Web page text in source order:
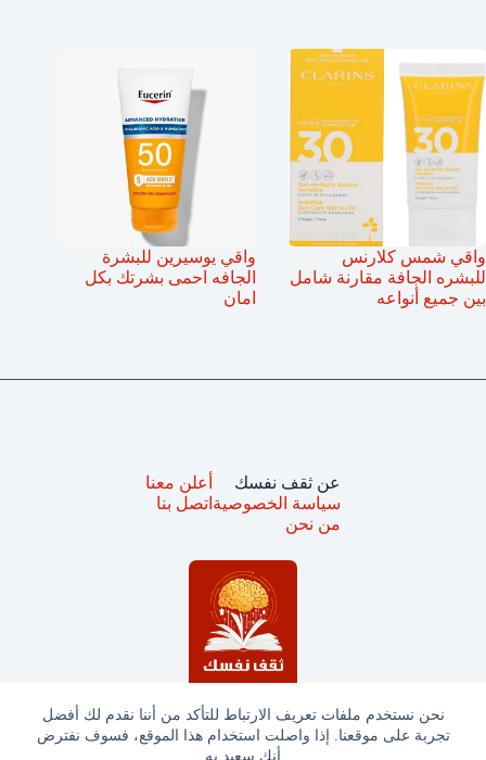
نحن نستخدم ملفات تعريف الارتباط للتأكد من أننا نقدم لك أفضل
تجربة على موقعنا. إذا واصلت استخدام هذا الموقع، فسوف نفترض
أنك سعيد به
واقي شمس كلارنس
للبشره الجافة مقارنة شامل
بين جميع أنواعه
واقي يوسيرين للبشرة
الجافه احمى بشرتك بكل
امان
جميع الحقوق محفوظة © ثقف نفسك 2025
عن ثقف نفسك
سياسة الخصوصية
من نحن
أعلن معنا
اتصل بنا